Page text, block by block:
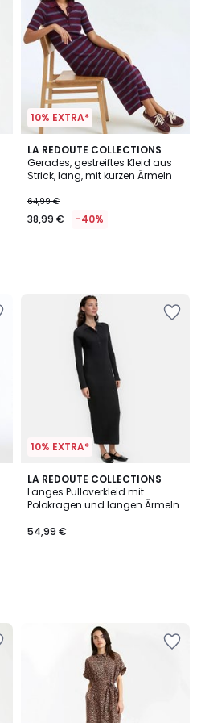
10% EXTRA*
LA REDOUTE COLLECTIONS
Gerades, gestreiftes Kleid aus
Strick, lang, mit kurzen Ärmeln
64,99 €
38,99 € -40%
10% EXTRA*
LA REDOUTE COLLECTIONS
Langes Pulloverkleid mit
Polokragen und langen Ärmeln
54,99 €